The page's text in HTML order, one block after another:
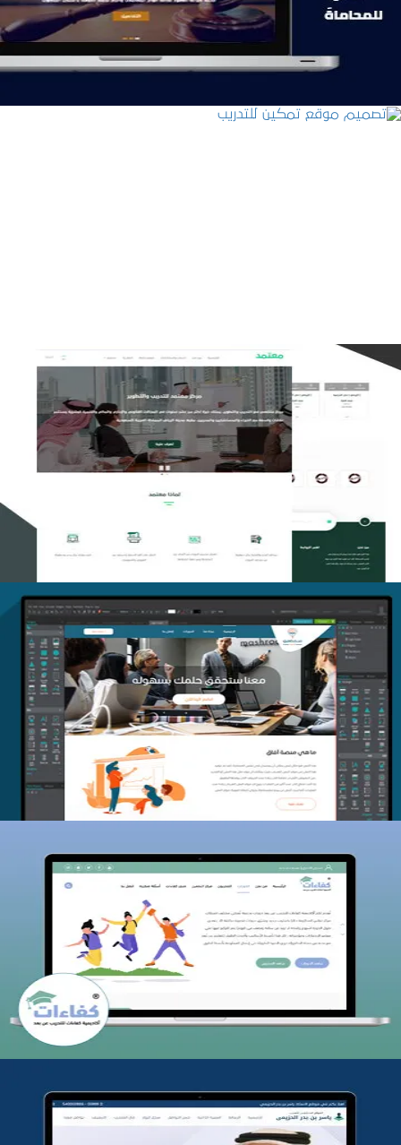
التفاصيل
تصميم منصة معتمد للتدريب
التفاصيل
منصة أفق للتدريب
التفاصيل
كفاءات للتدريب
التفاصيل